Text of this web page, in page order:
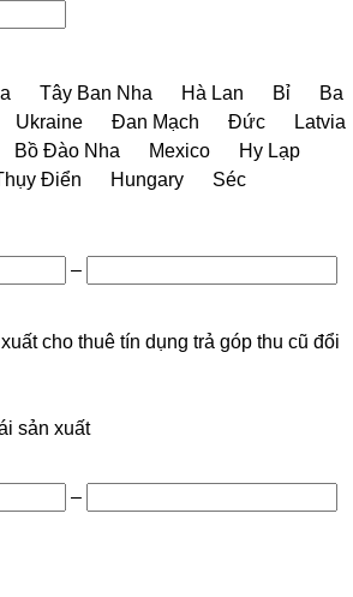
Tây Ban Nha Hà Lan Bỉ
Ba
Ukraine Đan Mạch Đức
Latvia
Bồ Đào Nha Mexico
Hy Lạp
Điển Hungary
Séc
–
cho thuê tín dụng trả góp thu cũ đổi
sản xuất
–